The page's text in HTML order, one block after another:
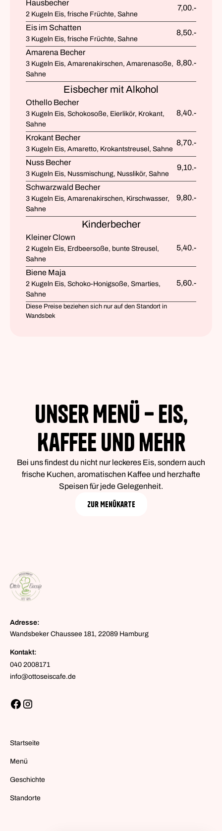
Hausbecher
2 Kugeln Eis, frische Früchte, Sahne
7,00.-
Eis im Schatten
3 Kugeln Eis, frische Früchte, Sahne
8,50.-
Amarena Becher
3 Kugeln Eis, Amarenakirschen, Amarenasoße,
Sahne
8,80.-
Eisbecher mit Alkohol
Othello Becher
3 Kugeln Eis, Schokosoße, Eierlikör, Krokant,
Sahne
8,40.-
Krokant Becher
3 Kugeln Eis, Amaretto, Krokantstreusel, Sahne
8,70.-
Nuss Becher
3 Kugeln Eis, Nussmischung, Nusslikör, Sahne
9,10.-
Schwarzwald Becher
3 Kugeln Eis, Amarenakirschen, Kirschwasser,
Sahne
9,80.-
Kinderbecher
Kleiner Clown
2 Kugeln Eis, Erdbeersoße, bunte Streusel,
Sahne
5,40.-
Biene Maja
2 Kugeln Eis, Schoko-Honigsoße, Smarties,
Sahne
5,60.-
Diese Preise beziehen sich nur auf den Standort in
Wandsbek
Unser Menü – Eis,
Kaffee und mehr
Bei uns findest du nicht nur leckeres Eis, sondern auch
frische Kuchen, aromatischen Kaffee und herzhafte
Speisen für jede Gelegenheit.
Zur Menükarte
Adresse:
Wandsbeker Chaussee 181, 22089 Hamburg
Kontakt:
040 2008171
info@ottoseiscafe.de
Startseite
Menü
Geschichte
Standorte